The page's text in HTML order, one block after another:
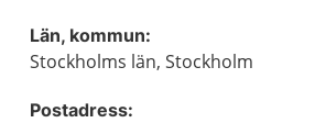
Län, kommun:
Stockholms län, Stockholm
Postadress: